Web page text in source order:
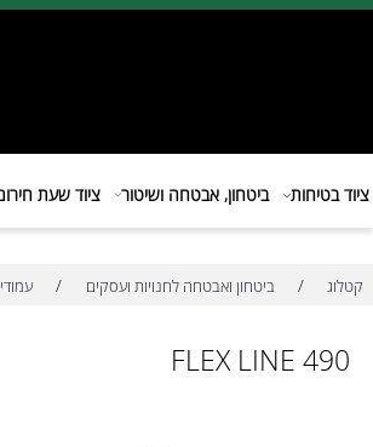
ביטחון, אבטחה ושיטור ציוד שעת חירום,
ביטחון ואבטחה לחנויות ועסקים / עמודי תור
FLEX LINE